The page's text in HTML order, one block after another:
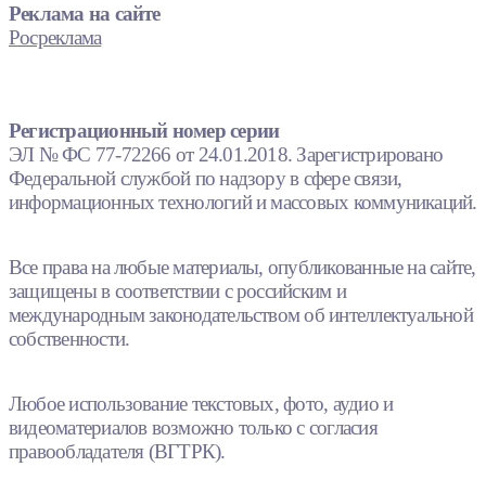
Реклама на сайте
Росреклама
Регистрационный номер серии
ЭЛ № ФС 77-72266 от 24.01.2018. Зарегистрировано
Федеральной службой по надзору в сфере связи,
информационных технологий и массовых коммуникаций.
Все права на любые материалы, опубликованные на сайте,
защищены в соответствии с российским и
международным законодательством об интеллектуальной
собственности.
Любое использование текстовых, фото, аудио и
видеоматериалов возможно только с согласия
правообладателя (ВГТРК).